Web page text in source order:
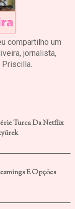
compartilho um
jornalista,
Priscilla.
Turca Da Netflix
E Opções